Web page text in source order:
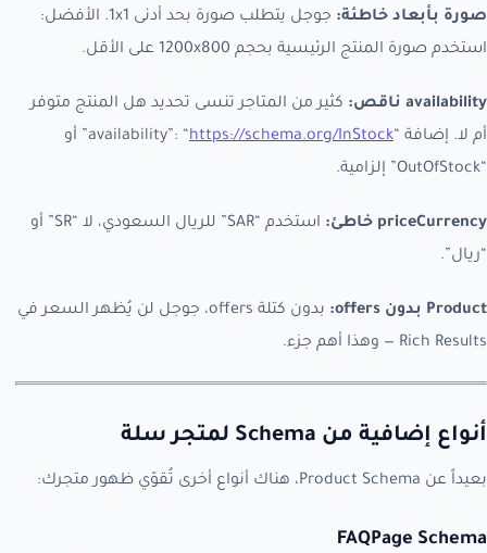
صورة بأبعاد خاطئة:
جوجل يتطلب صورة بحد أدنى 1x1. الأفضل:
استخدم صورة المنتج الرئيسية بحجم 1200x800 على الأقل.
availability ناقص:
كثير من المتاجر تنسى تحديد هل المنتج متوفر
أم لا. إضافة “availability”: “https://schema.org/InStock
” أو
“OutOfStock” إلزامية.
priceCurrency خاطئ:
استخدم “SAR” للريال السعودي، لا “SR” أو
“ريال”.
Product بدون offers:
بدون كتلة offers، جوجل لن يُظهر السعر في
Rich Results — وهذا أهم جزء.
أنواع إضافية من Schema لمتجر سلة
بعيداً عن Product Schema، هناك أنواع أخرى تُقوّي ظهور متجرك:
FAQPage Schema